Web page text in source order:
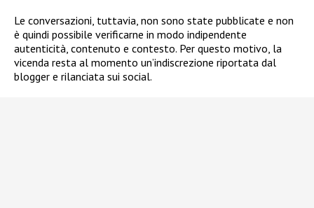
Le conversazioni, tuttavia, non sono state pubblicate e non
è quindi possibile verificarne in modo indipendente
autenticità, contenuto e contesto. Per questo motivo, la
vicenda resta al momento un’indiscrezione riportata dal
blogger e rilanciata sui social.